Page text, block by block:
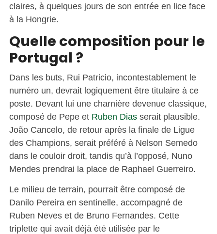
claires, à quelques jours de son entrée en lice face
à la Hongrie.
Quelle composition pour le
Portugal ?
Dans les buts, Rui Patricio, incontestablement le
numéro un, devrait logiquement être titulaire à ce
poste. Devant lui une charnière devenue classique,
composé de Pepe et Ruben Diasserait plausible.
João Cancelo, de retour après la finale de Ligue
des Champions, serait préféré à Nelson Semedo
dans le couloir droit, tandis qu’à l’opposé, Nuno
Mendes prendrai la place de Raphael Guerreiro.
Le milieu de terrain, pourrait être composé de
Danilo Pereira en sentinelle, accompagné de
Ruben Neves et de Bruno Fernandes. Cette
triplette qui avait déjà été utilisée par le